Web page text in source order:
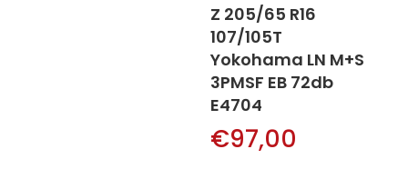
Z 205/65 R16
107/105T
Yokohama LN M+S
3PMSF EB 72db
E4704
€97,00